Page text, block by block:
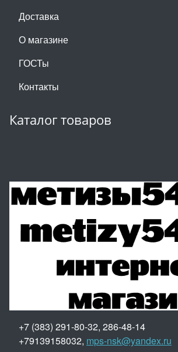
Доставка
О магазине
ГОСТы
Контакты
Каталог товаров
+7 (383) 291-80-32, 286-48-14
+79139158032, mps-nsk@yandex.ru